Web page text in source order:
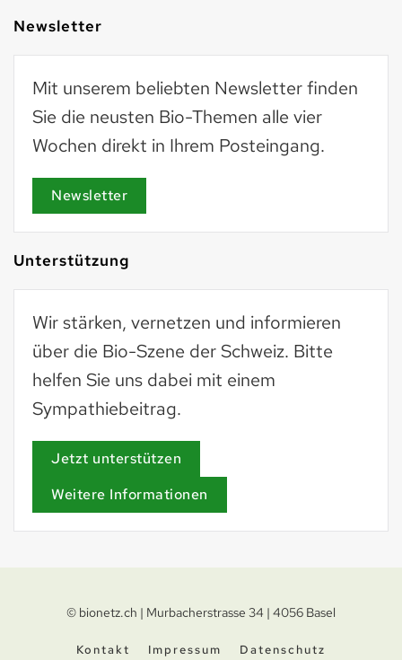
Newsletter
Mit unserem beliebten Newsletter finden
Sie die neusten Bio-Themen alle vier
Wochen direkt in Ihrem Posteingang.
Newsletter
Unterstützung
Wir stärken, vernetzen und informieren
über die Bio-Szene der Schweiz. Bitte
helfen Sie uns dabei mit einem
Sympathiebeitrag.
Jetzt unterstützen
Weitere Informationen
© bionetz.ch | Murbacherstrasse 34 | 4056 Basel
Kontakt Impressum Datenschutz